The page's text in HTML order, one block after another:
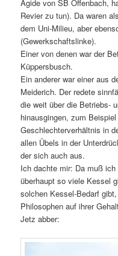
Ägide von SB Offenbach,
Revier zu tun). Da waren
dem Uni-Milieu, aber
(Gewerkschaftslinke).
Einer von denen war der
Küppersbusch.
Ein anderer war einer aus
Meiderich. Der redete
die weit über die Betriebs-
hinausgingen, zum
Geschlechterverhältnis in
allen Übels in der
der sich auch aus.
Ich dachte mir: Da muß
überhaupt so viele Kessel
solchen Kessel-Bedarf
Philosophen auf ihrer
Jetz abber: